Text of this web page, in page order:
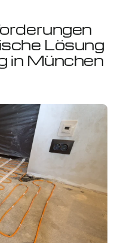
Lösung
in München